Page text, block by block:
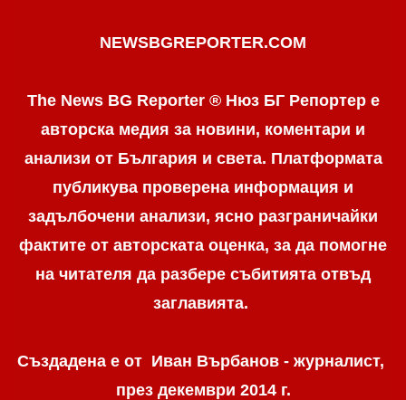
NEWSBGREPORTER.COM
The News BG Reporter ® Нюз БГ Репортер е
авторска медия за новини, коментари и
анализи от България и света. Платформата
публикува проверена информация и
задълбочени анализи, ясно разграничaйки
фактите от авторската оценка, за да помогне
на читателя да разбере събитията отвъд
заглавията.
Създадена е от Иван Върбанов - журналист,
през декември 2014 г.